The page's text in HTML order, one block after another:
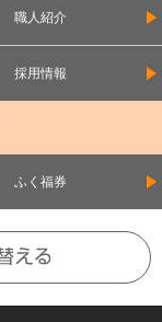
職人紹介
採用情報
ふく福券